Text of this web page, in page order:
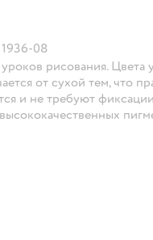
08
рисования. Цвета
от сухой тем, что
и не требуют